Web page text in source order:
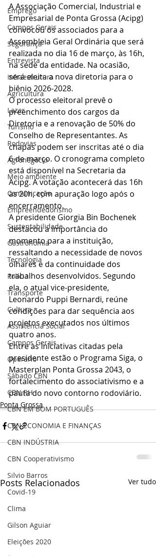
Emprego
Campos Gerais
Segurança
Entrevista
Infraestrutura
Agricultura
Lazer
Turismo
Rodovias
Agronegócio
Meio ambiente
Comunicação
Empreendedorismo
Sustentabilidade
Gastronomia
Tecnologia
Polícia
Transporte
Cultura
Assistência Social
Campos Gerais
Operário
Sábado CBN
CBN RH
CBN EM BOM PORTUGUÊS
CBN ECONOMIA E FINANÇAS
CBN INDÚSTRIA
CBN Cooperativismo
Silvio Barros
Covid-19
Clima
Gilson Aguiar
Eleições 2020
A Associação Comercial, Industrial e
Empresarial de Ponta Grossa (Acipg)
convocou os associados para a
Assembleia Geral Ordinária que será
realizada no dia 16 de março, às 16h,
na sede da entidade. Na ocasião,
será eleita a nova diretoria para o
biênio 2026-2028.
O processo eleitoral prevê o
preenchimento dos cargos da
Diretoria e a renovação de 50% do
Conselho de Representantes. As
chapas podem ser inscritas até o dia
6 de março. O cronograma completo
está disponível na Secretaria da
Acipg. A votação acontecerá das 16h
às 20h, com apuração logo após o
encerramento.
A presidente Giorgia Bin Bochenek
destacou a importância do
momento para a instituição,
ressaltando a necessidade de novos
olhares e da continuidade dos
trabalhos desenvolvidos. Segundo
ela, o atual vice-presidente,
Leonardo Puppi Bernardi, reúne
condições para dar sequência aos
projetos executados nos últimos
quatro anos.
Entre as iniciativas citadas pela
presidente estão o Programa Siga, o
Masterplan Ponta Grossa 2043, o
fortalecimento do associativismo e a
pauta do novo contorno rodoviário.
Ponta Grossa
Posts Relacionados Ver tudo